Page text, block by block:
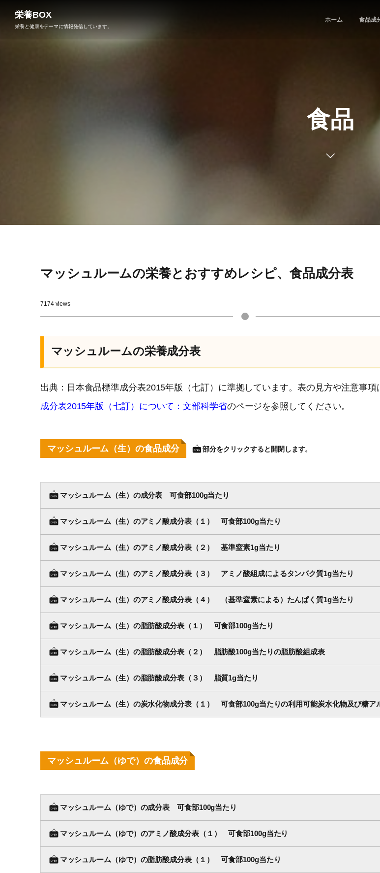
栄養BOX
栄養と健康をテーマに情報発信しています。
ホーム 食品成
食品
マッシュルームの栄養とおすすめレシピ、食品成分表
7174 views
マッシュルームの栄養成分表
出典：日本食品標準成分表2015年版（七訂）に準拠しています。表の見方や注意事項
成分表2015年版（七訂）について：文部科学省のページを参照してください。
マッシュルーム（生）の食品成分 部分をクリックすると開閉します。
マッシュルーム（生）の成分表 可食部100g当たり
マッシュルーム（生）のアミノ酸成分表（１） 可食部100g当たり
マッシュルーム（生）のアミノ酸成分表（２） 基準窒素1g当たり
マッシュルーム（生）のアミノ酸成分表（３） アミノ酸組成によるタンパク質1g当たり
マッシュルーム（生）のアミノ酸成分表（４） （基準窒素による）たんぱく質1g当たり
マッシュルーム（生）の脂肪酸成分表（１） 可食部100g当たり
マッシュルーム（生）の脂肪酸成分表（２） 脂肪酸100g当たりの脂肪酸組成表
マッシュルーム（生）の脂肪酸成分表（３） 脂質1g当たり
マッシュルーム（生）の炭水化物成分表（１） 可食部100g当たりの利用可能炭水化物及び糖ア
マッシュルーム（ゆで）の食品成分
マッシュルーム（ゆで）の成分表 可食部100g当たり
マッシュルーム（ゆで）のアミノ酸成分表（１） 可食部100g当たり
マッシュルーム（ゆで）の脂肪酸成分表（１） 可食部100g当たり